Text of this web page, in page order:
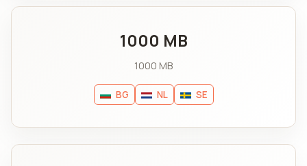
1000 MB
1000 MB
BG NL SE